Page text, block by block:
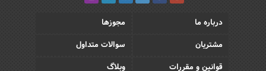
درباره ما
مجوزها
مشتریان
سوالات متداول
قوانین و مقررات
وبلاگ